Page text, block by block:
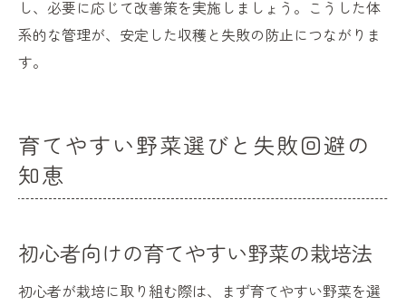
し、必要に応じて改善策を実施しましょう。こうした体
系的な管理が、安定した収穫と失敗の防止につながりま
す。
育てやすい野菜選びと失敗回避の
知恵
初心者向けの育てやすい野菜の栽培法
初心者が栽培に取り組む際は、まず育てやすい野菜を選